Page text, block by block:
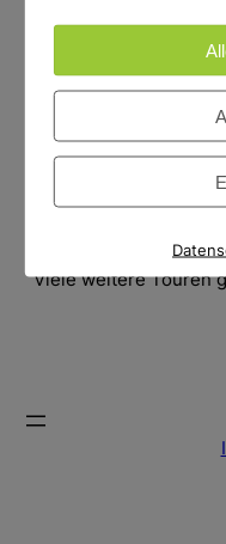
Der hohe Norden 6:
Der hohe Norden 7:
bald
Der hohe Norden 8:
Der hohe Norden 9:
Der hohe Norden 10:
Viele weitere Touren